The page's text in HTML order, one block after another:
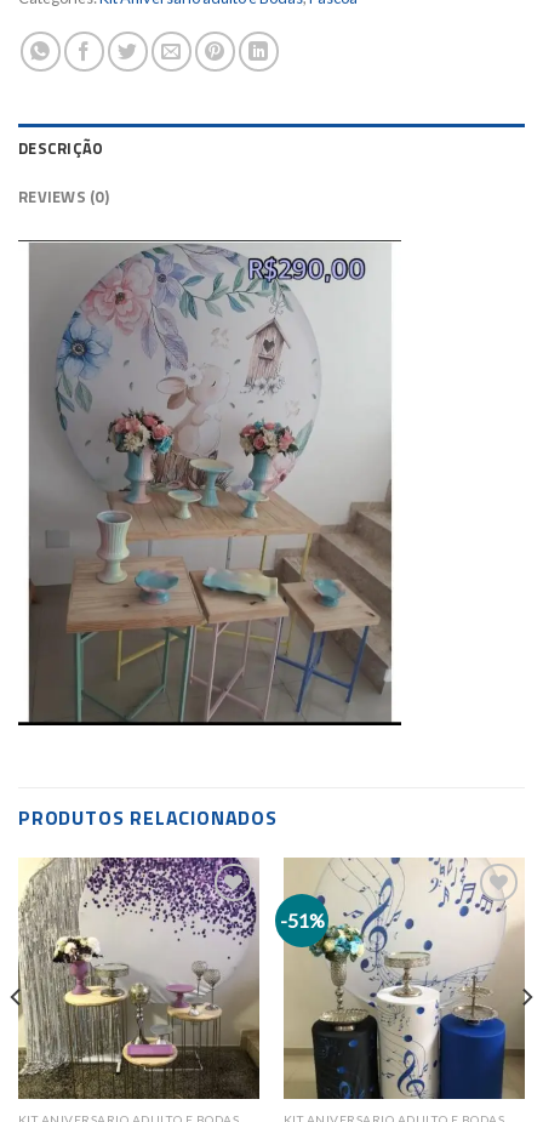
DESCRIÇÃO
REVIEWS (0)
PRODUTOS RELACIONADOS
Add to
wishlist
-51%
Add to
wishlist